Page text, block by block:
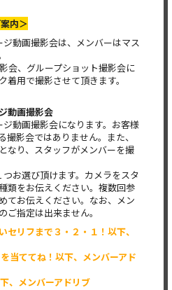
内＞
ジ動画撮影会は、メンバーはマス
会、グループショット撮影会に
用で撮影させて頂きます。
動画撮影会
動画撮影会になります。お客様
撮影会ではありません。また、
なり、スタッフがメンバーを撮
お選び頂けます。カメラをスタ
類をお伝えください。複数回参
てお伝えください。なお、メン
ご指定は出来ません。
リフまで３・２・１！以下、
当ててね！以下、メンバーアド
、メンバーアドリブ